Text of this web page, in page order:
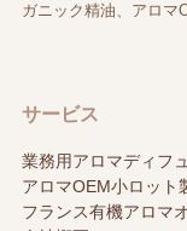
ガニック精油、アロマ
サービス
業務用アロマディフ
アロマOEM小ロット
フランス有機アロマ